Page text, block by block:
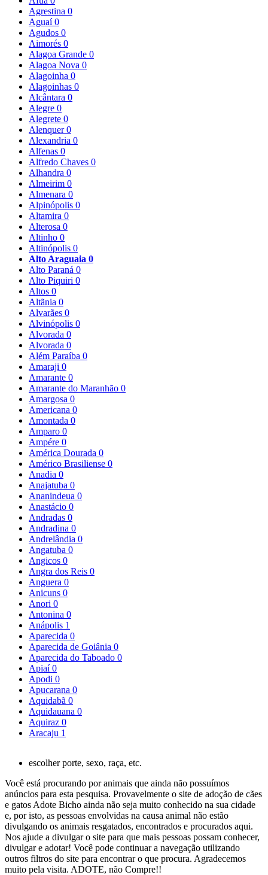
Agrestina 0
Aguaí0
Agudos 0
Aimorés 0
Alagoa Grande 0
Alagoa Nova 0
Alagoinha 0
Alagoinhas 0
Alcântara 0
Alegre 0
Alegrete 0
Alenquer0
Alexandria 0
Alfenas 0
Alfredo Chaves 0
Alhandra 0
Almeirim 0
Almenara 0
Alpinópolis 0
Altamira 0
Alterosa 0
Altinho 0
Altinópolis 0
Alto Araguaia 0
Alto Paraná 0
Alto Piquiri 0
Altos 0
Altãnia 0
Alvarães 0
Alvinópolis 0
Alvorada 0
Alvorada 0
Além Paraíba 0
Amaraji 0
Amarante 0
Amarante do Maranhão 0
Amargosa 0
Americana 0
Amontada 0
Amparo 0
Ampére 0
América Dourada 0
Américo Brasiliense 0
Anadia 0
Anajatuba 0
Ananindeua 0
Anastácio 0
Andradas 0
Andradina 0
Andrelândia 0
Angatuba 0
Angicos 0
Angra dos Reis 0
Anguera 0
Anicuns 0
Anori 0
Antonina 0
Anápolis 1
Aparecida 0
Aparecida de Goiânia 0
Aparecida do Taboado 0
Apiaí0
Apodi 0
Apucarana 0
Aquidabã 0
Aquidauana 0
Aquiraz 0
Aracaju 1
escolher porte, sexo, raça, etc.
Você está procurando por animais que ainda não possuímos
anúncios para esta pesquisa. Provavelmente o site de adoção de cães
e gatos Adote Bicho ainda não seja muito conhecido na sua cidade
e, por isto, as pessoas envolvidas na causa animal não estão
divulgando os animais resgatados, encontrados e procurados aqui.
Nos ajude a divulgar o site para que mais pessoas possam conhecer,
divulgar e adotar! Você pode continuar a navegação utilizando
outros filtros do site para encontrar o que procura. Agradecemos
muito pela visita. ADOTE, não Compre!!